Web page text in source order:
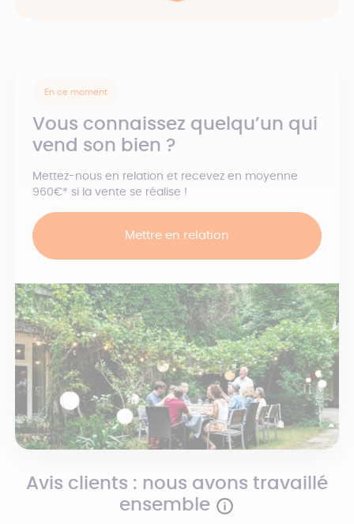
En ce moment
Vous connaissez quelqu’un qui
vend son bien ?
Mettez-nous en relation et recevez en moyenne
960€* si la vente se réalise !
Mettre en relation
Avis clients : nous avons travaillé
ensemble